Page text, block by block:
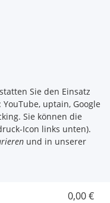
Sie den Einsatz
uptain, Google
Sie können die
Icon links unten).
und in unserer
0,00 €